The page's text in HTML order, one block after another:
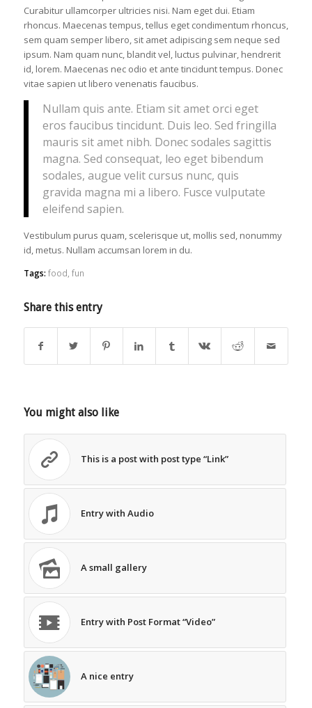
Curabitur ullamcorper ultricies nisi. Nam eget dui. Etiam
rhoncus. Maecenas tempus, tellus eget condimentum rhoncus,
sem quam semper libero, sit amet adipiscing sem neque sed
ipsum. Nam quam nunc, blandit vel, luctus pulvinar, hendrerit
id, lorem. Maecenas nec odio et ante tincidunt tempus. Donec
vitae sapien ut libero venenatis faucibus.
Nullam quis ante. Etiam sit amet orci eget
eros faucibus tincidunt. Duis leo. Sed fringilla
mauris sit amet nibh. Donec sodales sagittis
magna. Sed consequat, leo eget bibendum
sodales, augue velit cursus nunc, quis
gravida magna mi a libero. Fusce vulputate
eleifend sapien.
Vestibulum purus quam, scelerisque ut, mollis sed, nonummy
id, metus. Nullam accumsan lorem in du.
Tags: food fun
Share this entry
You might also like
This is a post with post type “Link”
Entry with Audio
A small gallery
Entry with Post Format “Video”
A nice entry